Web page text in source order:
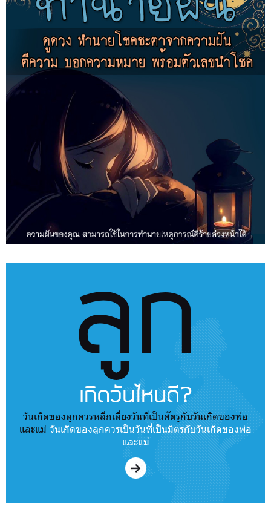
ลูก
เกิดวันไหนดี?
วันเกิดของลูกควรหลีกเลี่ยงวันที่เป็นศัตรูกับวันเกิดของพ่อ
และแม่ วันเกิดของลูกควรเป็นวันที่เป็นมิตรกับวันเกิดของพ่อ
และแม่